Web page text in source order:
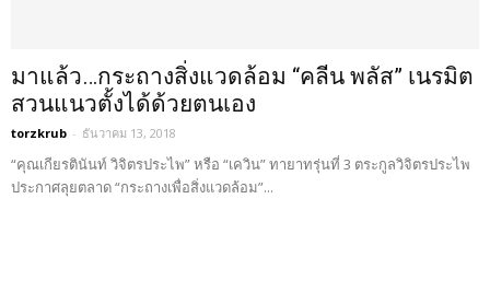
มาแล้ว…กระถางสิ่งแวดล้อม “คลีน พลัส” เนรมิต
สวนแนวตั้งได้ด้วยตนเอง
torzkrub - ธันวาคม 13, 2018
“คุณเกียรตินันท์ วิจิตรประไพ” หรือ “เควิน” ทายาทรุ่นที่ 3 ตระกูลวิจิตรประไพ
ประกาศลุยตลาด “กระถางเพื่อสิ่งแวดล้อม”...